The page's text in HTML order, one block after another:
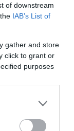
of downstream
IAB’s List of
gather and store
click to grant or
purposes